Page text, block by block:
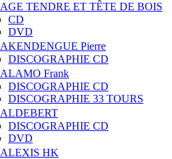
AGE TENDRE ET TÊTE DE BOIS
CD
DVD
AKENDENGUE Pierre
DISCOGRAPHIE CD
ALAMO Frank
DISCOGRAPHIE CD
DISCOGRAPHIE 33 TOURS
ALDEBERT
DISCOGRAPHIE CD
DVD
ALEXIS HK